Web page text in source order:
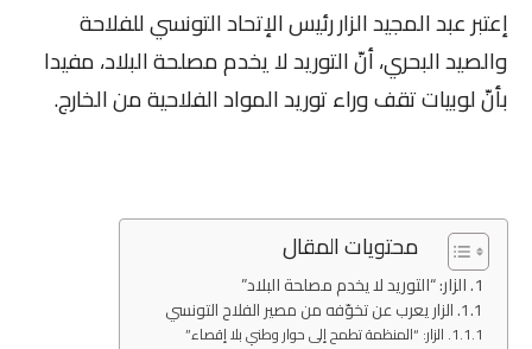
إعتبر عبد المجيد الزار رئيس الإتحاد التونسي للفلاحة
والصيد البحري، أنّ التوريد لا يخدم مصلحة البلاد، مفيدا
بأنّ لوبيات تقف وراء توريد المواد الفلاحية من الخارج.
محتويات المقال
الزار: “التوريد لا يخدم مصلحة البلاد”
الزار يعرب عن تخوّفه من مصير الفلاح التونسي
الزار: “المنظمة تطمح إلى حوار وطني بلا إقصاء”